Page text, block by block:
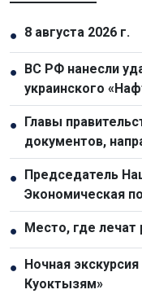
● 8 августа 2026 г.
●
ВС РФ нанесли
украинского
●
Главы
документов,
интеграции
●
Председатель
Экономическая
драгоценный
●
Место, где
●
Ночная
Куоктызям»